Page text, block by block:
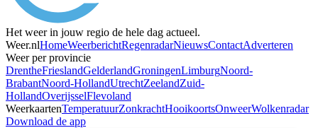
Het weer in jouw regio de hele dag actueel.
Weer.nlHomeWeerberichtRegenradarNieuwsContactAdverteren
Weer per provincie
DrentheFrieslandGelderlandGroningenLimburgNoord-
BrabantNoord-HollandUtrechtZeelandZuid-
HollandOverijsselFlevoland
WeerkaartenTemperatuurZonkrachtHooikoortsOnweerWolkenradar
Download de app